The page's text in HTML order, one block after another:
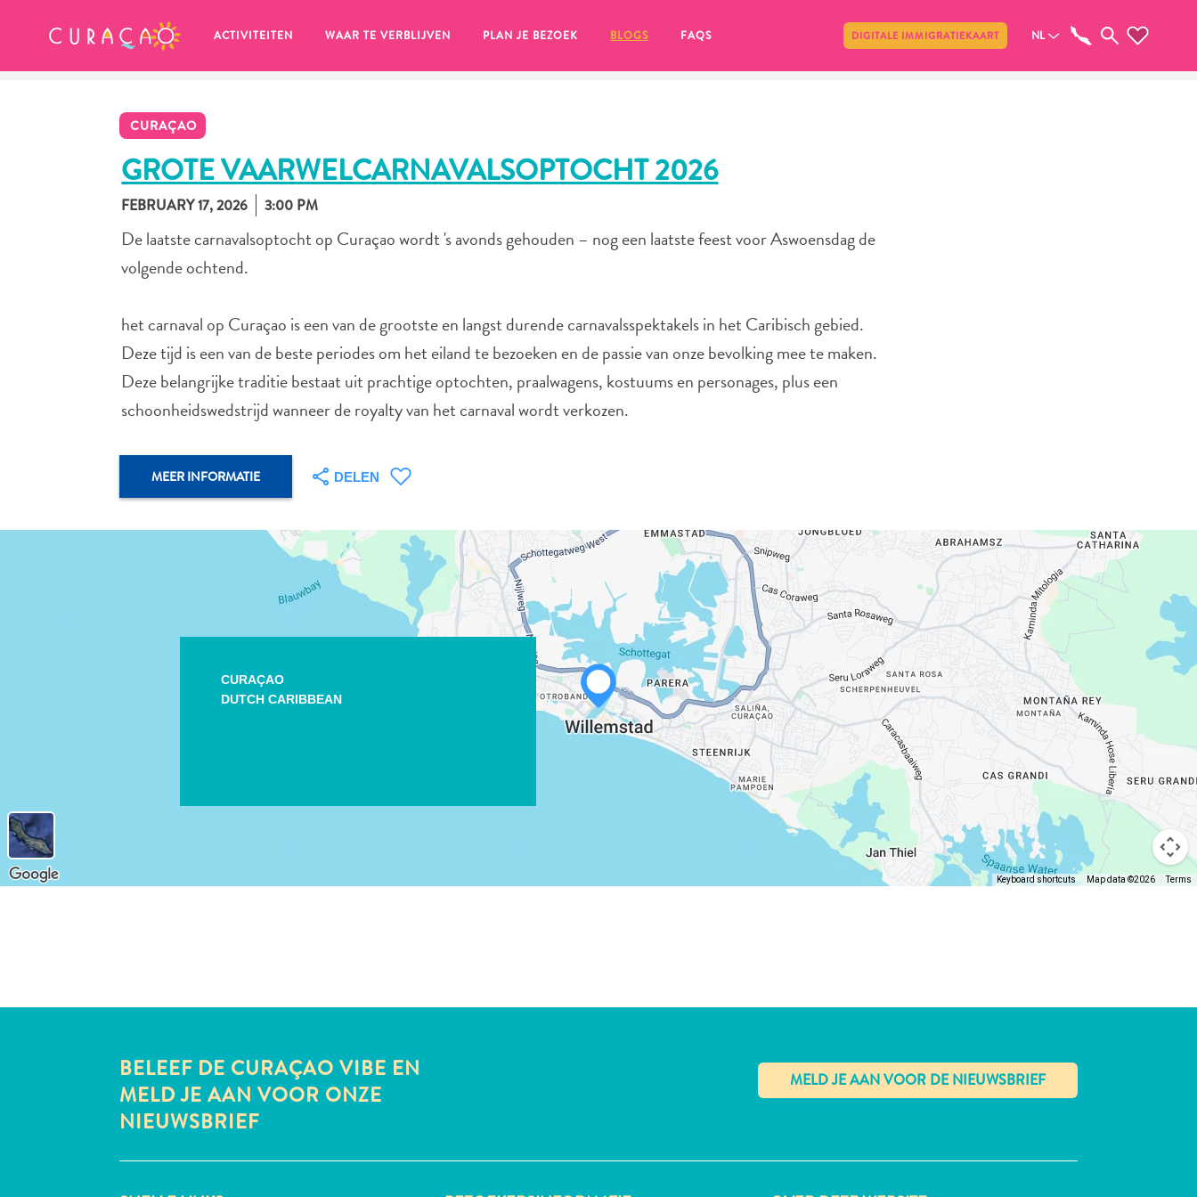
ACTIVITEITEN WAAR TE VERBLIJVEN PLAN JE BEZOEK BLOGS FAQS DIGITALE IMMIGRATIEKAART NL
CURAÇAO
GROTE VAARWELCARNAVALSOPTOCHT 2026
FEBRUARY 17, 2026 3:00 PM
De laatste carnavalsoptocht op Curaçao wordt 's avonds gehouden – nog een laatste feest voor Aswoensdag de
volgende ochtend.
het carnaval op Curaçao is een van de grootste en langst durende carnavalsspektakels in het Caribisch gebied.
Deze tijd is een van de beste periodes om het eiland te bezoeken en de passie van onze bevolking mee te maken.
Deze belangrijke traditie bestaat uit prachtige optochten, praalwagens, kostuums en personages, plus een
schoonheidswedstrijd wanneer de royalty van het carnaval wordt verkozen.
MEER INFORMATIE DELEN
FACEBOOK
CURAÇAO
DUTCH CARIBBEAN
Keyboard shortcuts Map data ©2026 Terms
BELEEF DE CURAÇAO VIBE EN
MELD JE AAN VOOR ONZE
NIEUWSBRIEF
✕
MIJN FAVORIETEN Delen
favoriete plekken opgeslagen.
Wanneer je iets op wil slaan om later nog eens te bekijken, klik op het